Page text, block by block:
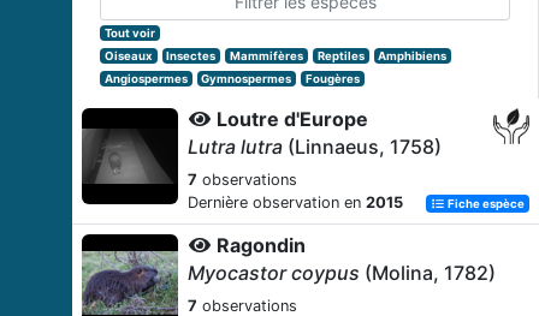
Tout voir
Oiseaux
Insectes Mammifères Reptiles
Amphibiens
Angiospermes
Gymnospermes Fougères
Loutre d'Europe
Lutra lutra (Linnaeus, 1758)
7 observations
Dernière observation en 2015 Fiche espèce
Ragondin
Myocastor coypus (Molina, 1782)
7 observations